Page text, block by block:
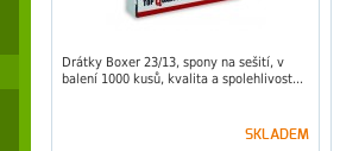
Drátky Boxer 23/13, spony na sešití, v
balení 1000 kusů, kvalita a spolehlivost...
SKLADEM